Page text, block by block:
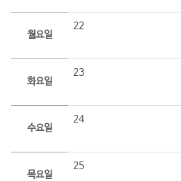
월요일
22
화요일
23
수요일
24
목요일
25